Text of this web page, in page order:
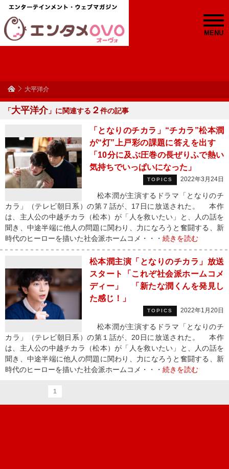
MENU
大平洋介
「大平洋介」に関連する ２件の記事
「となりのチカラ」“チカラ”松本潤
が“灯”上戸彩の課題に答えを出す
「10分に及ぶ圧巻の長ぜりふで熱い
気持ちでいっぱいになった」
TOPICS 2022年3月24日
松本潤が主演するドラマ「となりのチ
カラ」（テレビ朝日系）の第７話が、17日に放送された。 本作
は、主人公の中越チカラ（松本）が「人を救いたい」と、人の話を
聞き、中途半端に他人の問題に関わり、力になろうと奮闘する、新
時代のヒーローを描いた社会派ホームコメ・・・ 続きを読む
松本潤主演「となりのチカラ」放送
スタート「これぞ社会派ホームコメ
ディー」 「新たな潤くんを発見し
た感じ！」
TOPICS 2022年1月20日
松本潤が主演するドラマ「となりのチ
カラ」（テレビ朝日系）の第１話が、20日に放送された。 本作
は、主人公の中越チカラ（松本）が「人を救いたい」と、人の話を
聞き、中途半端に他人の問題に関わり、力になろうと奮闘する、新
時代のヒーローを描いた社会派ホームコメ・・・ 続きを読む
1